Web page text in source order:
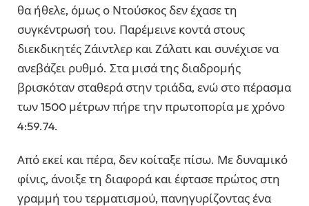
θα ήθελε, όμως ο Ντούσκος δεν έχασε τη
συγκέντρωσή του. Παρέμεινε κοντά στους
διεκδικητές Ζάιντλερ και Ζάλατι και συνέχισε να
ανεβάζει ρυθμό. Στα μισά της διαδρομής
βρισκόταν σταθερά στην τριάδα, ενώ στο πέρασμα
των 1500 μέτρων πήρε την πρωτοπορία με χρόνο
4:59.74.
Από εκεί και πέρα, δεν κοίταξε πίσω. Με δυναμικό
φίνις, άνοιξε τη διαφορά και έφτασε πρώτος στη
γραμμή του τερματισμού, πανηγυρίζοντας ένα